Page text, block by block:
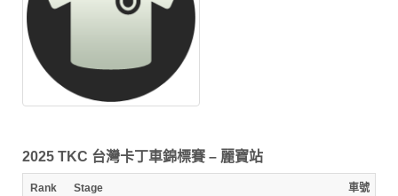
2025 TKC 台灣卡丁車錦標賽 – 麗寶站
Rank Stage 車號